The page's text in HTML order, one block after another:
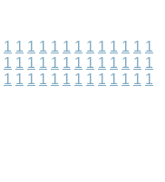
1 1 1 1 1 1 1 1 1 1 1 1 1
1 1 1 1 1 1 1 1 1 1 1 1 1
1 1 1 1 1 1 1 1 1 1 1 1 1